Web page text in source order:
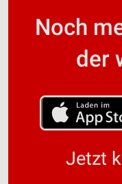
Noch
der
Jetzt